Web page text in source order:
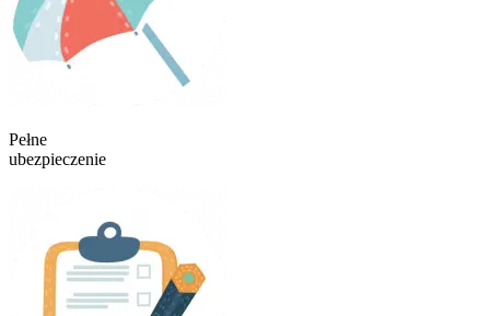
Pełne
ubezpieczenie